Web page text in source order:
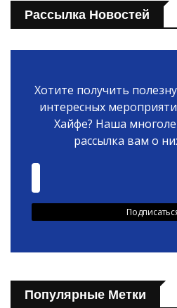
Рассылка Новостей
Хотите получить
интересных
Хайфе? Наша
рассылка вам о
Популярные Метки